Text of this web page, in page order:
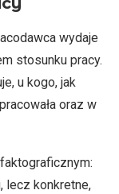
wydaje
stosunku pracy.
u kogo, jak
oraz w
lecz konkretne,